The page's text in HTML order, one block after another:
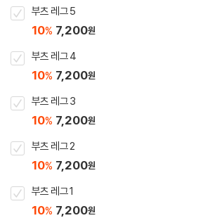
부츠 레그 5
10% 7,200원
부츠 레그 4
10% 7,200원
부츠 레그 3
10% 7,200원
부츠 레그 2
10% 7,200원
부츠 레그 1
10% 7,200원